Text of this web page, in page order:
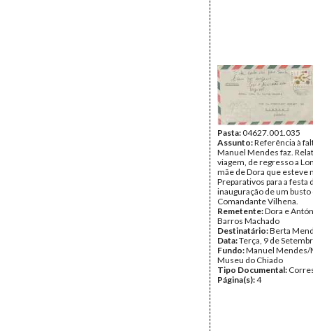
Pasta:04627.001.035
Assunto:Referência à
Manuel Mendes faz.
viagem, de regresso a
mãe de Dora que esteve
Preparativos para a festa
inauguração de um busto
Comandante Vilhena.
Remetente:Dora e
Barros Machado
Destinatário:Berta
Data:Terça, 9 de
Fundo:Manuel Mendes/
Museu do Chiado
Tipo Documental:
Página(s):4